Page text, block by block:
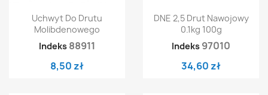
Uchwyt Do Drutu
Molibdenowego
Indeks 88911
8,50 zł
DNE 2,5 Drut Nawojowy
0.1kg 100g
Indeks 97010
34,60 zł